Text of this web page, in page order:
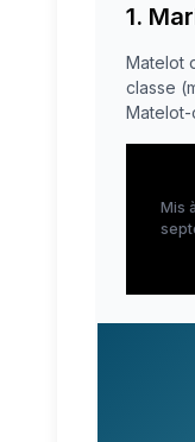
1.
Matelot
classe
Mis